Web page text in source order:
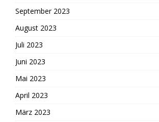
September 2023
August 2023
Juli 2023
Juni 2023
Mai 2023
April 2023
März 2023